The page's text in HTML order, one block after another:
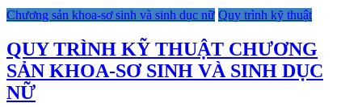
Chương sản khoa-sơ sinh và sinh dục nữ Quy trình kỹ thuật
QUY TRÌNH KỸ THUẬT CHƯƠNG
SẢN KHOA-SƠ SINH VÀ SINH DỤC
NỮ